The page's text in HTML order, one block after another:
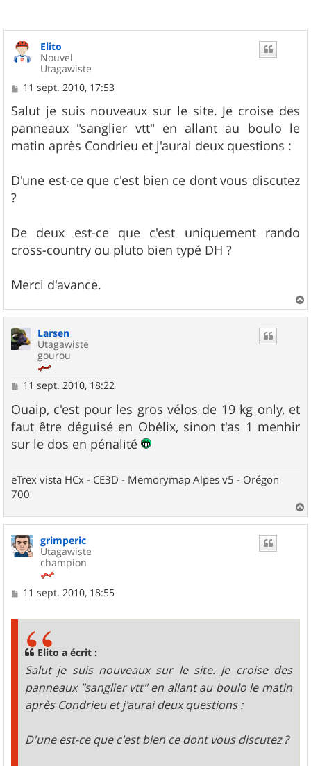
Elito
Nouvel
Utagawiste
M
s
s
a
g
e
11 sept. 2010, 17:53
Salut je suis nouveaux sur le site. Je croise des
panneaux "sanglier vtt" en allant au boulo le
matin après Condrieu et j'aurai deux questions :
D'une est-ce que c'est bien ce dont vous discutez
?
De deux est-ce que c'est uniquement rando
cross-country ou pluto bien typé DH ?
Merci d'avance.
a
Larsen
Utagawiste
gourou
M
s
s
a
g
e
11 sept. 2010, 18:22
Ouaip, c'est pour les gros vélos de 19 kg only, et
faut être déguisé en Obélix, sinon t'as 1 menhir
sur le dos en pénalité
eTrex vista HCx - CE3D - Memorymap Alpes v5 - Orégon
700
a
grimperic
Utagawiste
champion
M11 sept. 2010, 18:55
Elito a écrit :
Salut je suis nouveaux sur le site. Je croise des
panneaux "sanglier vtt" en allant au boulo le matin
après Condrieu et j'aurai deux questions :
D'une est-ce que c'est bien ce dont vous discutez ?